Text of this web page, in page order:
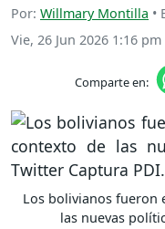
Por: Willmary Montilla •
Vie, 26 Jun 2026 1:16 pm
Comparte en:
Los bolivianos fueron
las nuevas